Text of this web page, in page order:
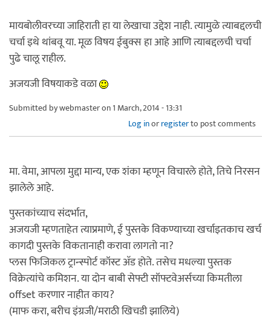
मायबोलीवरच्या जाहिराती हा या लेखाचा उद्देश नाही. त्यामुळे त्याबद्दलची
चर्चा इथे थांबवू या. मूळ विषय ईबुक्स हा आहे आणि त्याबद्दलची चर्चा
पुढे चालू राहील.
अजयजी विषयाकडे वळा
Submitted bywebmasteron 1 March, 2014 - 13:31
Log inorregisterto post comments
मा. वेमा, आपला मुद्दा मान्य, एक शंका म्हणून विचारले होते, तिचे निरसन
झालेले आहे.
पुस्तकांच्याच संदर्भात,
अजयजी म्हणताहेत त्याप्रमाणे, ई पुस्तके विकण्याच्या खर्चाइतकाच खर्च
कागदी पुस्तके विकतानाही करावा लागतो ना?
प्लस फिजिकल ट्रान्स्पोर्ट कॉस्ट अ‍ॅड होते. तसेच मधल्या पुस्तक
विक्रेत्यांचे कमिशन. या दोन बाबी सेफ्टी सॉफ्टवेअर्सच्या किमतीला
offset करणार नाहीत काय?
(माफ करा, बरीच इंग्रजी/मराठी खिचडी झालिये)